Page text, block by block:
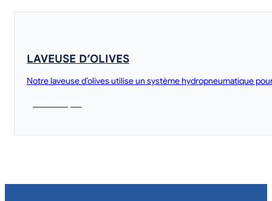
LAVEUSE D’OLIVES
Notre laveuse d’olives utilise un système hydropneumatique